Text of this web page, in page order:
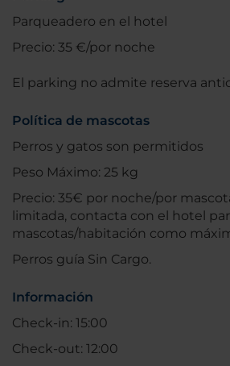
Parqueadero en el hotel
Precio: 35 €/por noche
El parking no admite reserva
Política de mascotas
Perros y gatos son permitidos
Peso Máximo: 25 kg
Precio: 35€ por noche/por
limitada, contacta con el hotel
mascotas/habitación como
Perros guía Sin Cargo.
Información
Check-in: 15:00
Check-out: 12:00